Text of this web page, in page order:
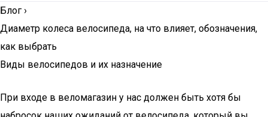
Блог ›
Диаметр колеса велосипеда, на что влияет, обозначения,
как выбрать
Виды велосипедов и их назначение
При входе в веломагазин у нас должен быть хотя бы